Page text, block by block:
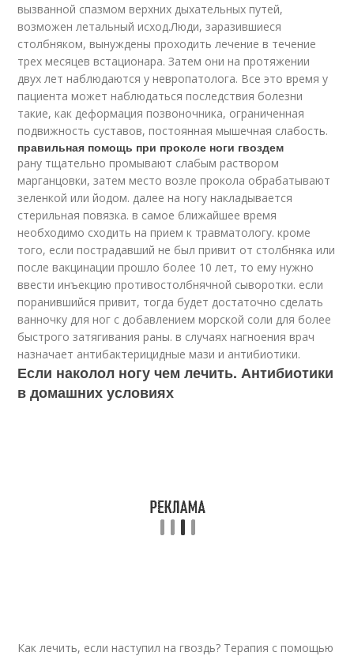
вызванной спазмом верхних дыхательных путей,
возможен летальный исход.Люди, заразившиеся
столбняком, вынуждены проходить лечение в течение
трех месяцев встационара. Затем они на протяжении
двух лет наблюдаются у невропатолога. Все это время у
пациента может наблюдаться последствия болезни
такие, как деформация позвоночника, ограниченная
подвижность суставов, постоянная мышечная слабость.
правильная помощь при проколе ноги гвоздем
рану тщательно промывают слабым раствором
марганцовки, затем место возле прокола обрабатывают
зеленкой или йодом. далее на ногу накладывается
стерильная повязка. в самое ближайшее время
необходимо сходить на прием к травматологу. кроме
того, если пострадавший не был привит от столбняка или
после вакцинации прошло более 10 лет, то ему нужно
ввести инъекцию противостолбнячной сыворотки. если
поранившийся привит, тогда будет достаточно сделать
ванночку для ног с добавлением морской соли для более
быстрого затягивания раны. в случаях нагноения врач
назначает антибактерицидные мази и антибиотики.
Если наколол ногу чем лечить. Антибиотики
в домашних условиях
Как лечить, если наступил на гвоздь? Терапия с помощью